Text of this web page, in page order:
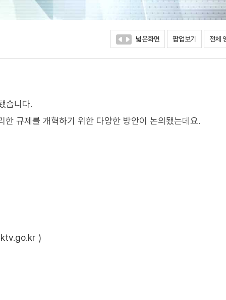
넓은화면 팝업보기 전체
습니다.
규제를 개혁하기 위한 다양한 방안이 논의됐는데요.
)